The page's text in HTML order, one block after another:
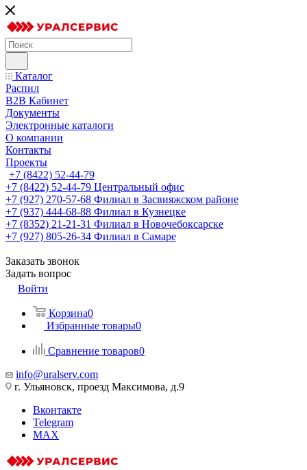
Каталог
Распил
B2B Кабинет
Документы
Электронные каталоги
О компании
Контакты
Проекты
+7 (8422) 52-44-79
+7 (8422) 52-44-79 Центральный офис
+7 (927) 270-57-68 Филиал в Засвияжском районе
+7 (937) 444-68-88 Филиал в Кузнецке
+7 (8352) 21-21-31 Филиал в Новочебоксарске
+7 (927) 805-26-34 Филиал в Самаре
Заказать звонок
Задать вопрос
Войти
Корзина0
Избранные товары0
Сравнение товаров0
info@uralserv.com
г. Ульяновск, проезд Максимова, д.9
Вконтакте
Telegram
MAX